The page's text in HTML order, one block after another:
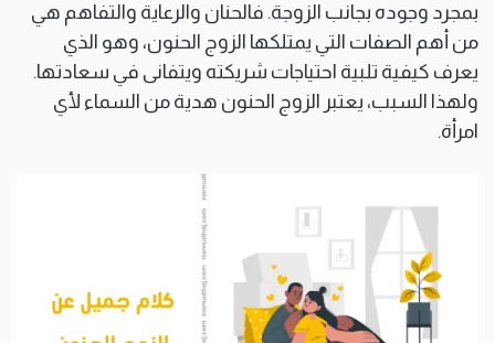
بمجرد وجوده بجانب الزوجة. فالحنان والرعاية والتفاهم هي
من أهم الصفات التي يمتلكها الزوج الحنون، وهو الذي
يعرف كيفية تلبية احتياجات شريكته ويتفانى في سعادتها.
ولهذا السبب، يعتبر الزوج الحنون هدية من السماء لأي
امرأة.